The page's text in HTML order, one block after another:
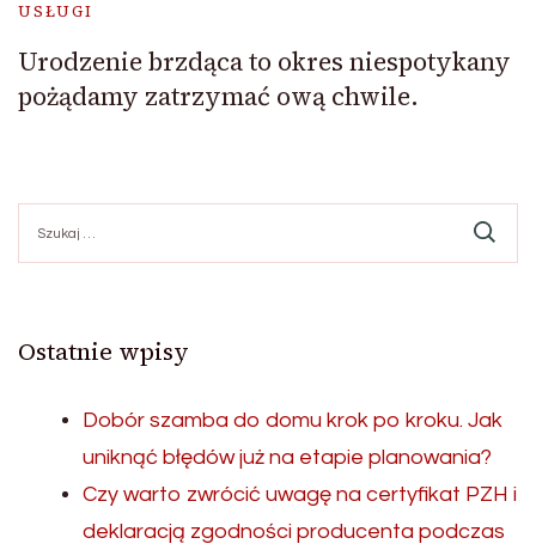
USŁUGI
Urodzenie brzdąca to okres niespotykany
pożądamy zatrzymać ową chwile.
Ostatnie wpisy
Dobór szamba do domu krok po kroku. Jak
uniknąć błędów już na etapie planowania?
Czy warto zwrócić uwagę na certyfikat PZH i
deklaracją zgodności producenta podczas